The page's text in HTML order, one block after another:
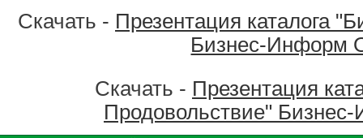
Скачать - Презентация каталога
Бизнес-Информ
Скачать - Презентация
Продовольствие"